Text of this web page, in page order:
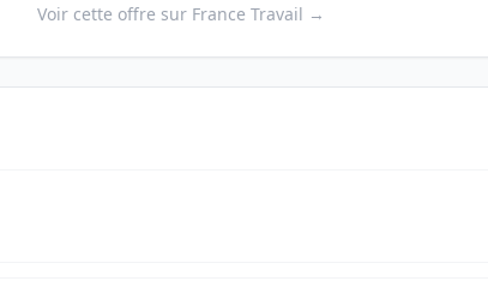
Voir cette offre sur France Travail →